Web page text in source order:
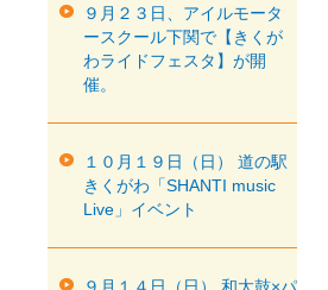
９月２３日、アイルモータ
ースクール下関で【きくが
わライドフェスタ】が開
催。
１０月１９日（日） 道の駅
きくがわ「SHANTI music
Live」イベント